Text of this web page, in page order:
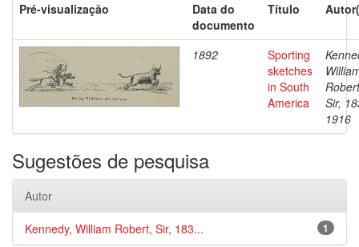
Pré-visualização
Data do
documento
Título
1892
Sporting
sketches
in South
America
Sir,
1916
Sugestões de pesquisa
Autor
1
Kennedy, William Robert, Sir, 183...